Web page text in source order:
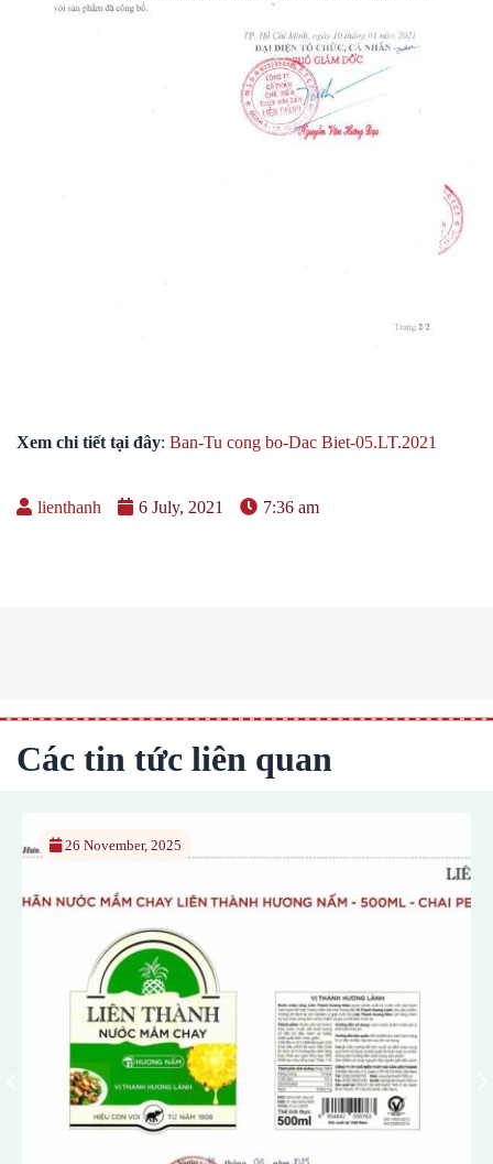
Xem chi tiết tại đây: Ban-Tu cong bo-Dac Biet-05.LT.2021
lienthanh 6 July, 2021 7:36 am
Các tin tức liên quan
26 November, 2025